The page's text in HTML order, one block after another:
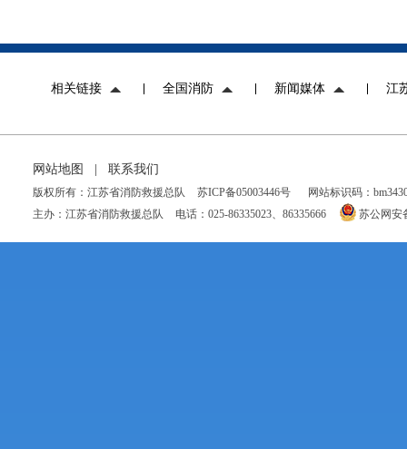
相关链接 全国消防 新闻媒体 江
网站地图 联系我们
版权所有：江苏省消防救援总队 苏ICP备05003446号
网站标识码：
主办：江苏省消防救援总队
电话：025-86335023、86335666 苏公网安